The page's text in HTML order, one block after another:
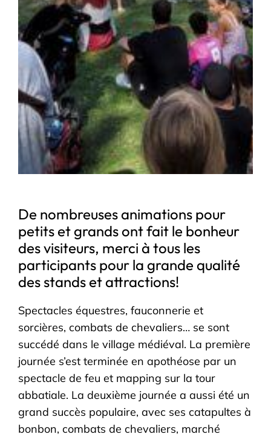
De nombreuses animations pour
petits et grands ont fait le bonheur
des visiteurs, merci à tous les
participants pour la grande qualité
des stands et attractions!
Spectacles équestres, fauconnerie et
sorcières, combats de chevaliers… se sont
succédé dans le village médiéval. La première
journée s’est terminée en apothéose par un
spectacle de feu et mapping sur la tour
abbatiale. La deuxième journée a aussi été un
grand succès populaire, avec ses catapultes à
bonbon, combats de chevaliers, marché